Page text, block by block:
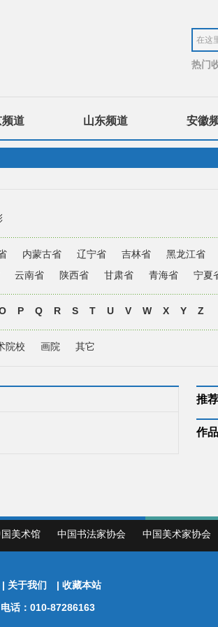
热门
道 山东频道 安徽
内蒙古省 辽宁省 吉林省 黑龙江省
云南省 陕西省 甘肃省 青海省 宁夏
P Q R S T U V W X Y Z
院校 画院 其它
推
作
美术馆 中国书法家协会 中国美术家协会
关于我们 | 收藏本站
话：010-87286163